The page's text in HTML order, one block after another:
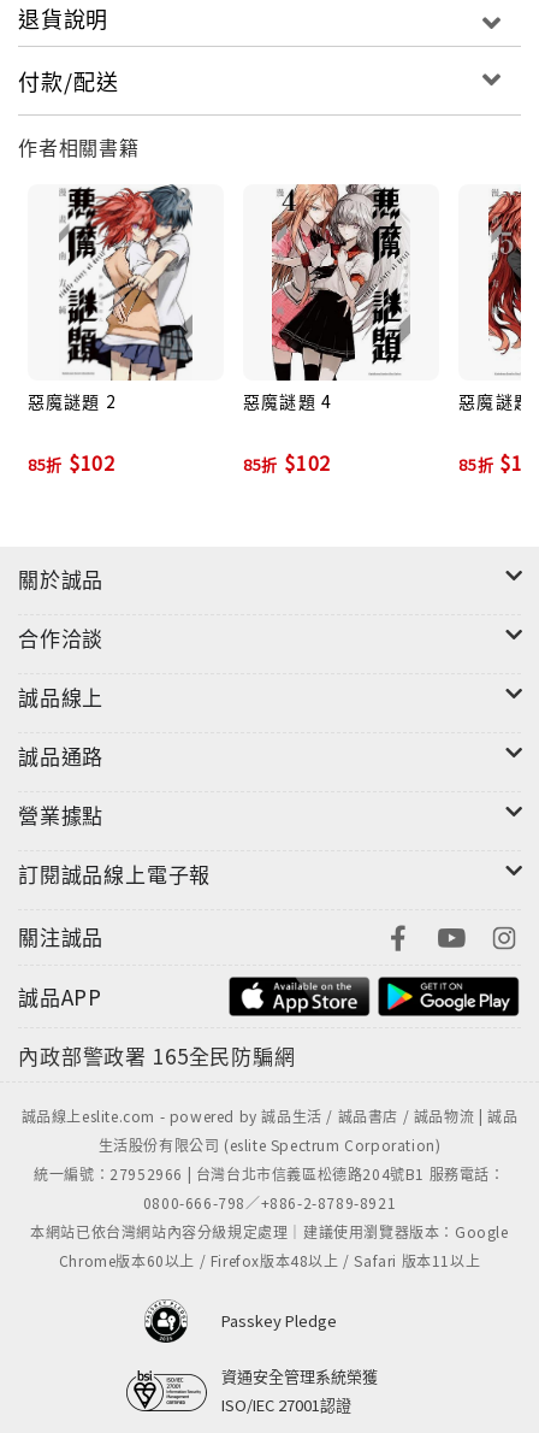
退貨說明
付款/配送
作者相關書籍
惡魔謎題 2
85折 $102
惡魔謎題 4
85折 $102
惡魔謎題
85折
關於誠品
合作洽談
誠品線上
誠品通路
營業據點
訂閱誠品線上電子報
關注誠品
誠品APP
內政部警政署 165全民防騙網
誠品線上eslite.com - powered by 誠品生活 / 誠品書店 / 誠品物流 | 誠品
生活股份有限公司 (eslite Spectrum Corporation)
統一編號：27952966 | 台灣台北市信義區松德路204號B1 服務電話：
0800-666-798／+886-2-8789-8921
本網站已依台灣網站內容分級規定處理｜建議使用瀏覽器版本：Google
Chrome版本60以上 / Firefox版本48以上 / Safari 版本11以上
Passkey Pledge
資通安全管理系統榮獲
ISO/IEC 27001認證